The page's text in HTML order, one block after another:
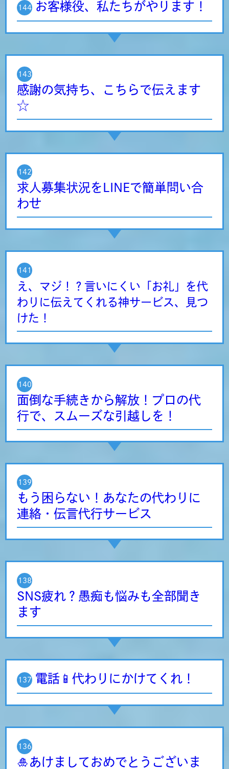
144 お客様役、私たちがやります！
143
感謝の気持ち、こちらで伝えます
☆
142
求人募集状況をLINEで簡単問い合
わせ
141
え、マジ！？言いにくい「お礼」を代
わりに伝えてくれる神サービス、見つ
けた！
140
面倒な手続きから解放！プロの代
行で、スムーズな引越しを！
139
もう困らない！あなたの代わりに
連絡・伝言代行サービス
138
SNS疲れ？愚痴も悩みも全部聞き
ます
137 電話📱代わりにかけてくれ！
136
🎍あけましておめでとうございま